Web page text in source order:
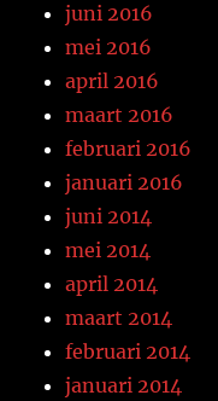
juni 2016
mei 2016
april 2016
maart 2016
februari 2016
januari 2016
juni 2014
mei 2014
april 2014
maart 2014
februari 2014
januari 2014